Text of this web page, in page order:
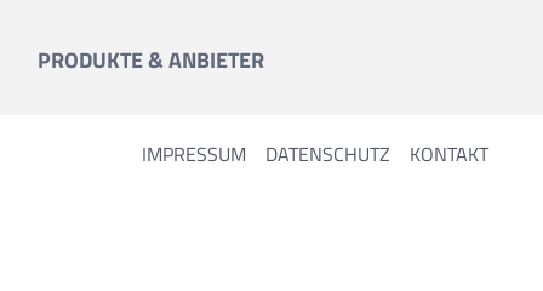
PRODUKTE & ANBIETER
IMPRESSUM DATENSCHUTZ KONTAKT